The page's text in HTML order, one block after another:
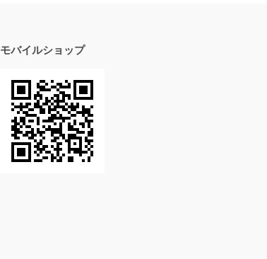
モバイルショップ